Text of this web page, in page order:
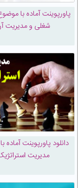
پاورپوینت آماده با
شغلی و مدیریت
دانلود پاورپوینت آماده
مدیریت